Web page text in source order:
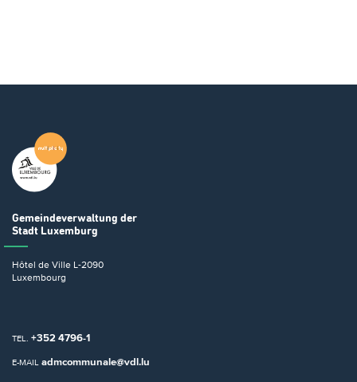
Gemeindeverwaltung der
Stadt Luxemburg
Hôtel de Ville L-2090
Luxembourg
TEL. +352 4796-1
E-MAIL admcommunale@vdl.lu